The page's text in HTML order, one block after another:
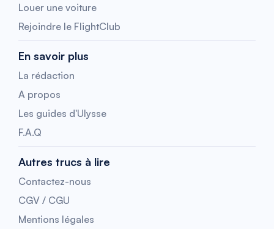
Louer une voiture
Rejoindre le FlightClub
En savoir plus
La rédaction
A propos
Les guides d'Ulysse
F.A.Q
Autres trucs à lire
Contactez-nous
CGV / CGU
Mentions légales